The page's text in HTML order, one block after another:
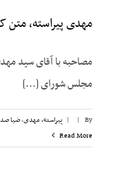
مهدی پیراسته، متن
مصاحبه با آقای سید
مجلس شورای [...]
By
|
| پیراسته، مهدی,ضیا
Read More